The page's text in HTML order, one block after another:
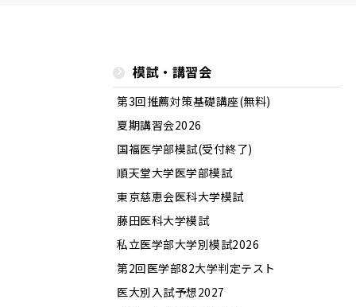
模試・講習会
第3回推薦対策基礎講座(無料)
夏期講習会2026
国福医学部模試(受付終了)
順天堂大学医学部模試
東京慈恵会医科大学模試
藤田医科大学模試
私立医学部大学別模試2026
第2回医学部82大学判定テスト
医大別入試予想2027